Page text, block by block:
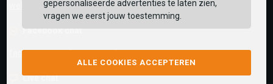
webshop@schuurman-schoenen.nl
Facebook chat
facebook.com/SchuurmanSchoenen
Live chat
gepersonaliseerde advertenties te laten zien,
vragen we eerst jouw toestemming.
ALLE COOKIES ACCEPTEREN